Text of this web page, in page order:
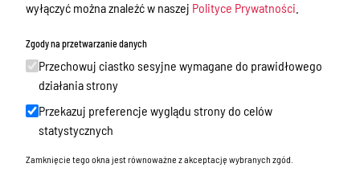
Urząd Stanu Cywilnego
Ewidencja ludności, dowody osobiste,
działalność gospodarcza
Przetargi
Ogłoszenia
głosowania
Miejskiej w
LXIX sesji
dniu
wyłączyć można znaleźć w naszej Polityce Prywatności
Zgody na przetwarzanie danych
Przechowuj ciastko sesyjne wymagane do prawidłowego
działania strony
Przekazuj preferencje wyglądu strony do celów
statystycznych
Zamknięcie tego okna jest równoważne z akceptację wybranych zgód.